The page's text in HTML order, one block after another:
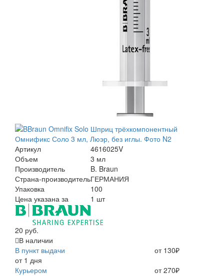
Артикул
4616025V
Объем
3 мл
Производитель
B. Braun
Страна-производительГЕРМАНИЯ
Упаковка
100
Цена указана за
1 шт
20 руб.
В наличии
В пункт выдачи
от 1 дня
от 130₽
Курьером
от 270₽